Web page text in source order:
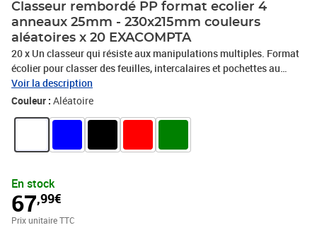
Classeur rembordé PP format ecolier 4
anneaux 25mm - 230x215mm couleurs
aléatoires x 20 EXACOMPTA
20 x Un classeur qui résiste aux manipulations multiples. Format
écolier pour classer des feuilles, intercalaires et pochettes au
format 17x22cm. Mécanique à écartement de 103mm. Garde
papier imprimée. Fabrication française.Couleur(s) : Couleurs
anneauxNombre d'anneaux : 2Mécanique : 25 mmDos : 34
230Format extérieur : 230x215mmType d'anneaux : Anneaux
ronds, PHOTOS NON CONTRACTUELLES
Voir la description
Couleur : Aléatoire
En stock
67,99€
Prix unitaire TTC